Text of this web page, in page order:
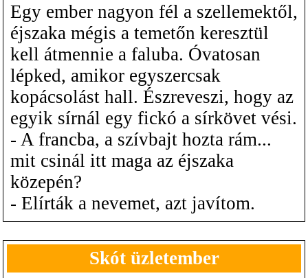
Egy ember nagyon fél a szellemektől,
éjszaka mégis a temetőn keresztül
kell átmennie a faluba. Óvatosan
lépked, amikor egyszercsak
kopácsolást hall. Észreveszi, hogy az
egyik sírnál egy fickó a sírkövet vési.
- A francba, a szívbajt hozta rám...
mit csinál itt maga az éjszaka
közepén?
- Elírták a nevemet, azt javítom.
Skót üzletember